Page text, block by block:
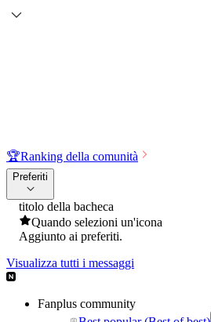
🏆Ranking della comunità
Preferiti
titolo della bacheca
Quando selezioni un'icona
Aggiunto ai preferiti.
Visualizza tutti i messaggi
Fanplus community